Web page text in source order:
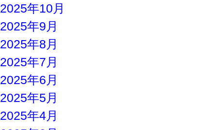
2025年10月
2025年9月
2025年8月
2025年7月
2025年6月
2025年5月
2025年4月